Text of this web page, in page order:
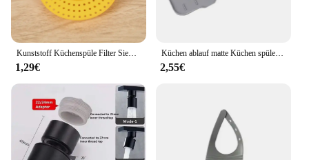
Kunststoff Küchenspüle Filter Sieb Kanalisation Filternetz Stopper Bodenabläufe Haarfänger Abfallsammler für Wohnaccessoires
1,29€
Küchen ablauf matte Küchen spüle Sieb Kieselgel spritzwasser geschütztes Wasserfilter pad Bad utensilien Zubehör Zubehör Leuchte
2,55€